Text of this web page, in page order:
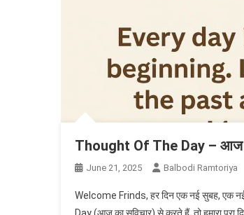
Thought Of The Day – आज
June 21, 2025 Balbodi Ramtoriya
Welcome Frinds, हर दिन एक नई सुबह, एक
Day (आज का सुविचार) से करते हैं, तो हमारा